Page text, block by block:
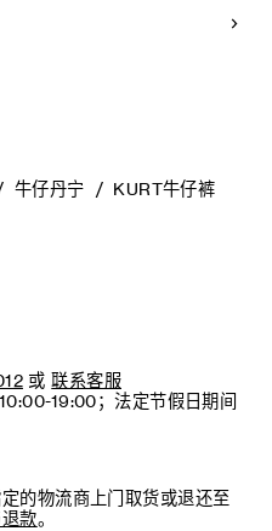
牛仔丹宁 KURT牛仔裤
或 联系客服
19:00；法定节假日期间
的物流商上门取货或退还至
款。